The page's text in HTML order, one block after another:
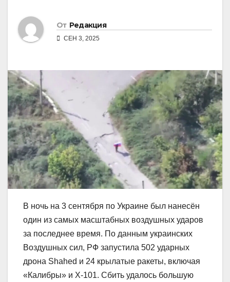
От Редакция
СЕН 3, 2025
В ночь на 3 сентября по Украине был нанесён
один из самых масштабных воздушных ударов
за последнее время. По данным украинских
Воздушных сил, РФ запустила 502 ударных
дрона Shahed и 24 крылатые ракеты, включая
«Калибры» и Х-101. Сбить удалось большую